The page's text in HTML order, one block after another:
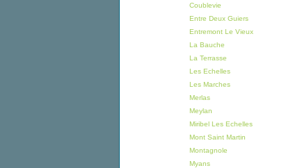
Coublevie
Entre Deux Guiers
Entremont Le Vieux
La Bauche
La Terrasse
Les Echelles
Les Marches
Merlas
Meylan
Miribel Les Echelles
Mont Saint Martin
Montagnole
Myans